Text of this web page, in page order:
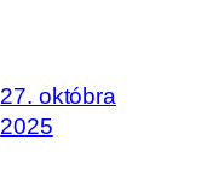
27. októbra
2025